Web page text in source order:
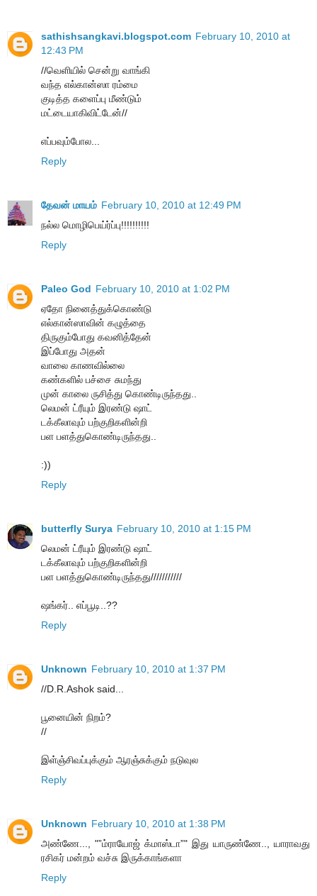
sathishsangkavi.blogspot.com February 10, 2010 at
12:43 PM
//வெளியில் சென்று வாங்கி
வந்த எல்கான்ஸா ரம்மை
குடித்த களைப்பு மீண்டும்
மட்டையாகிவிட்டேன்//
எப்பவும்போல...
Reply
தேவன் மாயம் February 10, 2010 at 12:49 PM
நல்ல மொழிபெய்ர்ப்பு!!!!!!!!!!
Reply
Paleo God February 10, 2010 at 1:02 PM
ஏதோ நினைத்துக்கொண்டு
எல்கான்ஸாவின் கழுத்தை
திருகும்போது கவனித்தேன்
இப்போது அதன்
வாலை காணவில்லை
கண்களில் பச்சை சுமந்து
முன் காலை ருசித்து கொண்டிருந்தது..
லெமன் ட்ரீயும் இரண்டு ஷாட்
டக்கீலாவும் பற்குறிகளின்றி
பள பளத்துகொண்டிருந்தது..
:))
Reply
butterfly Surya February 10, 2010 at 1:15 PM
லெமன் ட்ரீயும் இரண்டு ஷாட்
டக்கீலாவும் பற்குறிகளின்றி
பள பளத்துகொண்டிருந்தது///////////
ஷங்கர்.. எப்பூடி..??
Reply
Unknown February 10, 2010 at 1:37 PM
//D.R.Ashok said...
பூனையின் நிறம்?
//
இள்ஞ்சிவப்புக்கும் ஆரஞ்சுக்கும் நடுவுல
Reply
Unknown February 10, 2010 at 1:38 PM
அண்ணே..., "”ம்ராயோஜ் க்மாஸ்டா”" இது யாருண்ணே.., யாராவது
ரசிகர் மன்றம் வச்சு இருக்காங்களா
Reply